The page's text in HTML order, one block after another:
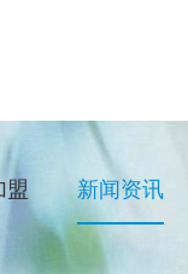
盟 新闻资讯